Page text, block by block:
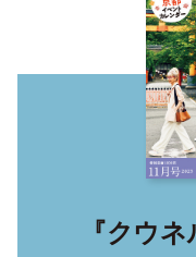
『クウ